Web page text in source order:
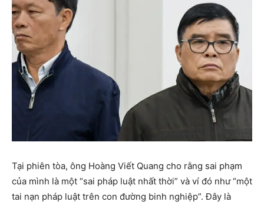
Tại phiên tòa, ông Hoàng Viết Quang cho rằng sai phạm
của mình là một “sai pháp luật nhất thời” và ví đó như “một
tai nạn pháp luật trên con đường binh nghiệp”. Đây là